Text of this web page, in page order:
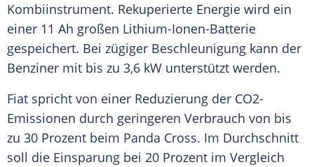
Kombiinstrument. Rekuperierte Energie wird ein
einer 11 Ah großen Lithium-Ionen-Batterie
gespeichert. Bei zügiger Beschleunigung kann der
Benziner mit bis zu 3,6 kW unterstützt werden.
Fiat spricht von einer Reduzierung der CO2-
Emissionen durch geringeren Verbrauch von bis
zu 30 Prozent beim Panda Cross. Im Durchschnitt
soll die Einsparung bei 20 Prozent im Vergleich